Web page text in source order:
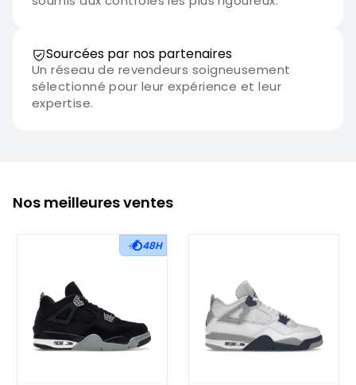
Sourcées par nos partenaires
Un réseau de revendeurs soigneusement
sélectionné pour leur expérience et leur
expertise.
Nos meilleures ventes
48H